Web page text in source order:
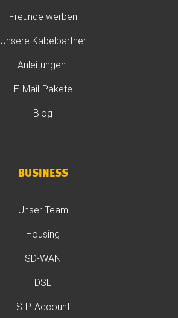
Freunde werben
Unsere Kabelpartner
Anleitungen
E-Mail-Pakete
Blog
BUSINESS
Unser Team
Housing
SD-WAN
DSL
SIP-Account